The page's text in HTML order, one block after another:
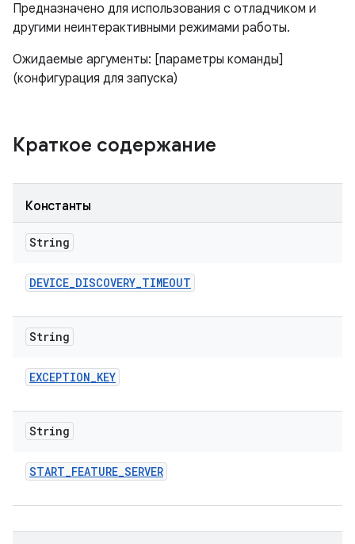
Предназначено для использования с отладчиком и
другими неинтерактивными режимами работы.
Ожидаемые аргументы: [параметры команды]
(конфигурация для запуска)
Краткое содержание
Константы
String
DEVICE_DISCOVERY_TIMEOUT
String
EXCEPTION_KEY
String
START_FEATURE_SERVER